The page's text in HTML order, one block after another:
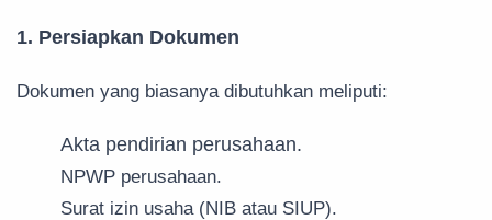
1. Persiapkan Dokumen
Dokumen yang biasanya dibutuhkan meliputi:
Akta pendirian perusahaan.
NPWP perusahaan.
Surat izin usaha (NIB atau SIUP).